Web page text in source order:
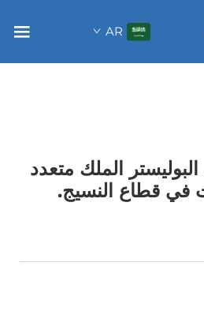
AR
الملك متعدد
في قطاع النسيج.